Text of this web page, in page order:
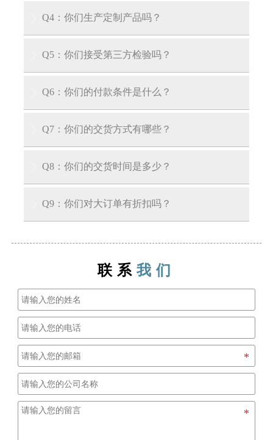
答：我们的工厂拥有专业认证，每件产品均按国
Q4：你们生产定制产品吗？
答：是的，我们拥有多年产品定制经验，可根据
Q5：你们接受第三方检验吗？
答：我们接受第三方检验：SGS、V-trust、TUV、
Q6：你们的付款条件是什么？
答：我们接受30%电汇预付款和70%交货前余款。
Q7：你们的交货方式有哪些？
答：EXW、FOB、CIF、CFR、DDU等。
Q8：你们的交货时间是多少？
A: 对于库存产品，我们可以在收到您的预付款后
Q9：你们对大订单有折扣吗？
联系 我们